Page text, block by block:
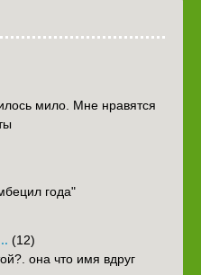
мило. Мне нравятся
года"
(12)
она что имя вдруг